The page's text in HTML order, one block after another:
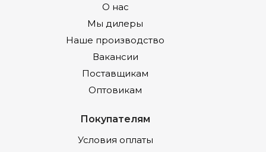
О нас
Мы дилеры
Наше производство
Вакансии
Поставщикам
Оптовикам
Покупателям
Условия оплаты